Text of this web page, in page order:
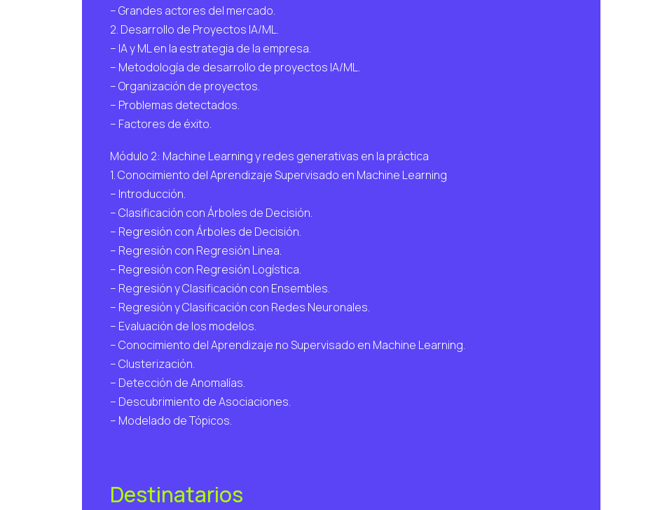
– Grandes actores del mercado.
2. Desarrollo de Proyectos IA/ML.
– IA y ML en la estrategia de la empresa.
– Metodología de desarrollo de proyectos IA/ML.
– Organización de proyectos.
– Problemas detectados.
– Factores de éxito.
Módulo 2: Machine Learning y redes generativas en la práctica
1. Conocimiento del Aprendizaje Supervisado en Machine Learning
– Introducción.
– Clasificación con Árboles de Decisión.
– Regresión con Árboles de Decisión.
– Regresión con Regresión Linea.
– Regresión con Regresión Logística.
– Regresión y Clasificación con Ensembles.
– Regresión y Clasificación con Redes Neuronales.
– Evaluación de los modelos.
– Conocimiento del Aprendizaje no Supervisado en Machine Learning.
– Clusterización.
– Detección de Anomalías.
– Descubrimiento de Asociaciones.
– Modelado de Tópicos.
Destinatarios